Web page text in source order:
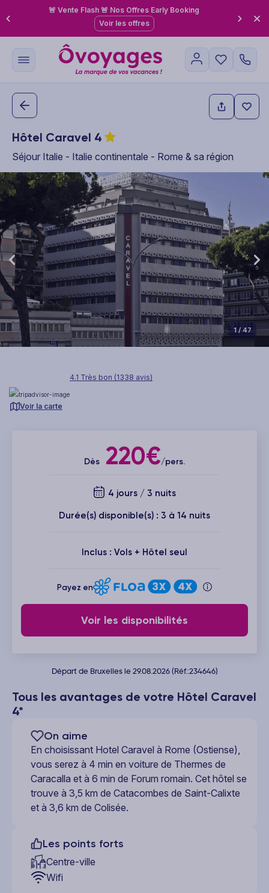
🚨 Vente Flash 🚨 Nos Offres Early Booking
Voir les offres
Hôtel Caravel 4
Séjour Italie - Italie continentale - Rome & sa région
This carousel shows one large product image at a time. Use the
1 / 47
4.1 Très bon (1338 avis)
Voir la carte
Tous les avantages de votre Hôtel Caravel
4*
On aime
En choisissant Hotel Caravel à Rome (Ostiense),
vous serez à 4 min en voiture de Thermes de
Caracalla et à 6 min de Forum romain. Cet hôtel se
trouve à 3,5 km de Catacombes de Saint-Calixte
et à 3,6 km de Colisée.
Les points forts
Centre-ville
Wifi
Dès 220€/pers.
4 jours / 3 nuits
Durée(s) disponible(s) : 3 à 14 nuits
Inclus : Vols + Hôtel seul
Payez en
Voir les disponibilités
Départ de Bruxelles le 29.08.2026 (Réf.:234646)